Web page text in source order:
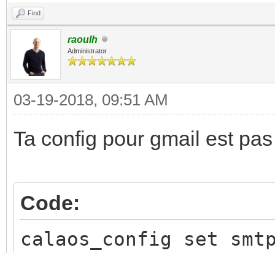
Find
raoulh
Administrator
03-19-2018, 09:51 AM
Ta config pour gmail est
Code:
calaos_config set